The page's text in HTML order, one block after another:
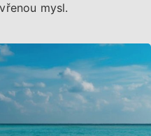
mysl.